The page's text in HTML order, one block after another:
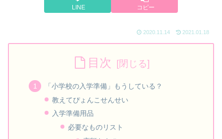
LINE コピー
2020.11.14 2021.01.18
目次
「小学校の入学準備」もうしている？
教えてぴょんこせんせい
入学準備用品
必要なものリスト